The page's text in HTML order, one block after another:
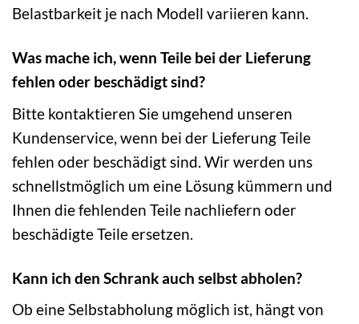
Belastbarkeit je nach Modell variieren kann.
Was mache ich, wenn Teile bei der Lieferung
fehlen oder beschädigt sind?
Bitte kontaktieren Sie umgehend unseren
Kundenservice, wenn bei der Lieferung Teile
fehlen oder beschädigt sind. Wir werden uns
schnellstmöglich um eine Lösung kümmern und
Ihnen die fehlenden Teile nachliefern oder
beschädigte Teile ersetzen.
Kann ich den Schrank auch selbst abholen?
Ob eine Selbstabholung möglich ist, hängt von